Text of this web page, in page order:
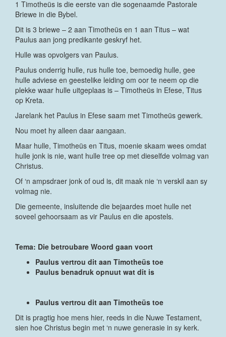
1 Timotheüs is die eerste van die sogenaamde Pastorale
Briewe in die Bybel.
Dit is 3 briewe – 2 aan Timotheüs en 1 aan Titus – wat
Paulus aan jong predikante geskryf het.
Hulle was opvolgers van Paulus.
Paulus onderrig hulle, rus hulle toe, bemoedig hulle, gee
hulle adviese en geestelike leiding om oor te neem op die
plekke waar hulle uitgeplaas is – Timotheüs in Efese, Titus
op Kreta.
Jarelank het Paulus in Efese saam met Timotheüs gewerk.
Nou moet hy alleen daar aangaan.
Maar hulle, Timotheüs en Titus, moenie skaam wees omdat
hulle jonk is nie, want hulle tree op met dieselfde volmag van
Christus.
Of ‘n ampsdraer jonk of oud is, dit maak nie ‘n verskil aan sy
volmag nie.
Die gemeente, insluitende die bejaardes moet hulle net
soveel gehoorsaam as vir Paulus en die apostels.
Tema: Die betroubare Woord gaan voort
Paulus vertrou dit aan Timotheüs toe
Paulus benadruk opnuut wat dit is
Paulus vertrou dit aan Timotheüs toe
Dit is pragtig hoe mens hier, reeds in die Nuwe Testament,
sien hoe Christus begin met ‘n nuwe generasie in sy kerk.